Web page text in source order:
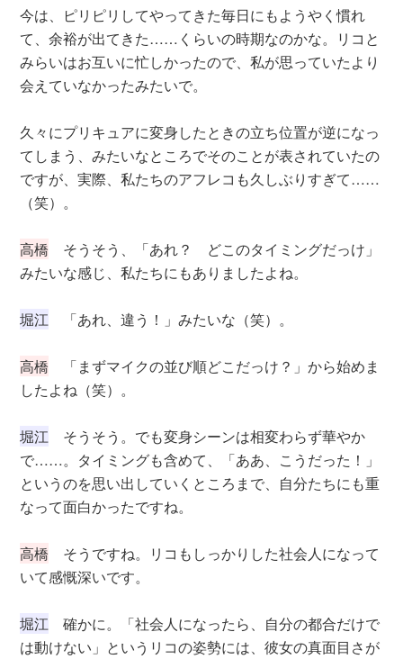
今は、ピリピリしてやってきた毎日にもようやく慣れ
て、余裕が出てきた……くらいの時期なのかな。リコと
みらいはお互いに忙しかったので、私が思っていたより
会えていなかったみたいで。
久々にプリキュアに変身したときの立ち位置が逆になっ
てしまう、みたいなところでそのことが表されていたの
ですが、実際、私たちのアフレコも久しぶりすぎて……
（笑）。
高橋 そうそう、「あれ？ どこのタイミングだっけ」
みたいな感じ、私たちにもありましたよね。
堀江 「あれ、違う！」みたいな（笑）。
高橋 「まずマイクの並び順どこだっけ？」から始めま
したよね（笑）。
堀江 そうそう。でも変身シーンは相変わらず華やか
で……。タイミングも含めて、「ああ、こうだった！」
というのを思い出していくところまで、自分たちにも重
なって面白かったですね。
高橋 そうですね。リコもしっかりした社会人になって
いて感慨深いです。
堀江 確かに。「社会人になったら、自分の都合だけで
は動けない」というリコの姿勢には、彼女の真面目さが